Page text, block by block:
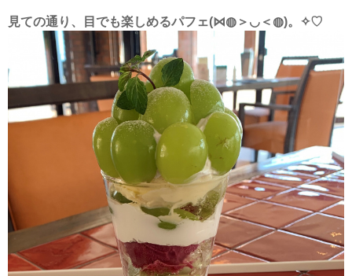
見ての通り、目でも楽しめるパフェ(⋈◍＞◡＜◍)。✧♡